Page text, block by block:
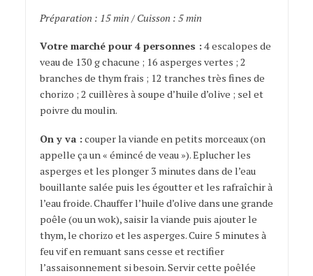
Préparation : 15 min / Cuisson : 5 min
Votre marché pour 4 personnes : 4 escalopes de
veau de 130 g chacune ; 16 asperges vertes ; 2
branches de thym frais ; 12 tranches très fines de
chorizo ; 2 cuillères à soupe d’huile d’olive ; sel et
poivre du moulin.
On y va : couper la viande en petits morceaux (on
appelle ça un « émincé de veau »). Eplucher les
asperges et les plonger 3 minutes dans de l’eau
bouillante salée puis les égoutter et les rafraîchir à
l’eau froide. Chauffer l’huile d’olive dans une grande
poêle (ou un wok), saisir la viande puis ajouter le
thym, le chorizo et les asperges. Cuire 5 minutes à
feu vif en remuant sans cesse et rectifier
l’assaisonnement si besoin. Servir cette poêlée